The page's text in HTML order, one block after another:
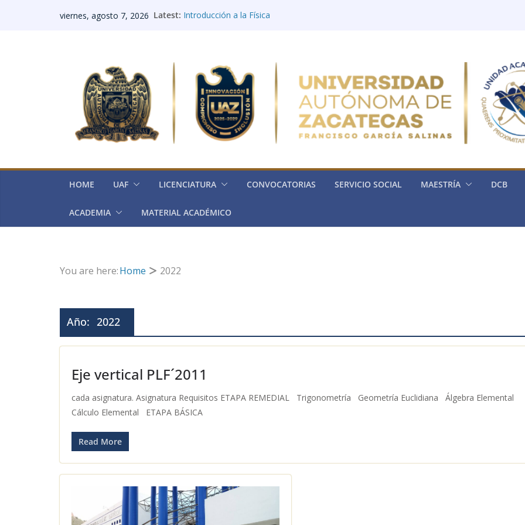
viernes, agosto 7, 2026 Latest: Introducción a la Física
Integradora IV (Química General)
HOME UAF LICENCIATURA CONVOCATORIAS SERVICIO SOCIAL MAESTRÍA DCB
ACADEMIA MATERIAL ACADÉMICO
You are here:Home 2022
Año: 2022
Eje vertical PLF´2011
cada asignatura. Asignatura Requisitos ETAPA REMEDIAL Trigonometría Geometría Euclidiana Álgebra Elemental
Cálculo Elemental ETAPA BÁSICA
Read More
Rectores de la